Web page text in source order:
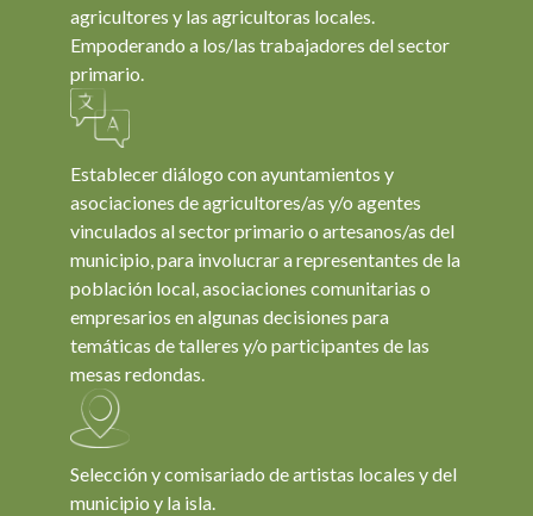
Qué es Cultiv-arte
Contacto
agricultores y las agricultoras locales.
Empoderando a los/las trabajadores del sector
primario.
Establecer diálogo con ayuntamientos y
asociaciones de agricultores/as y/o agentes
vinculados al sector primario o artesanos/as del
municipio, para involucrar a representantes de la
población local, asociaciones comunitarias o
empresarios en algunas decisiones para
temáticas de talleres y/o participantes de las
mesas redondas.
Selección y comisariado de artistas locales y del
municipio y la isla.